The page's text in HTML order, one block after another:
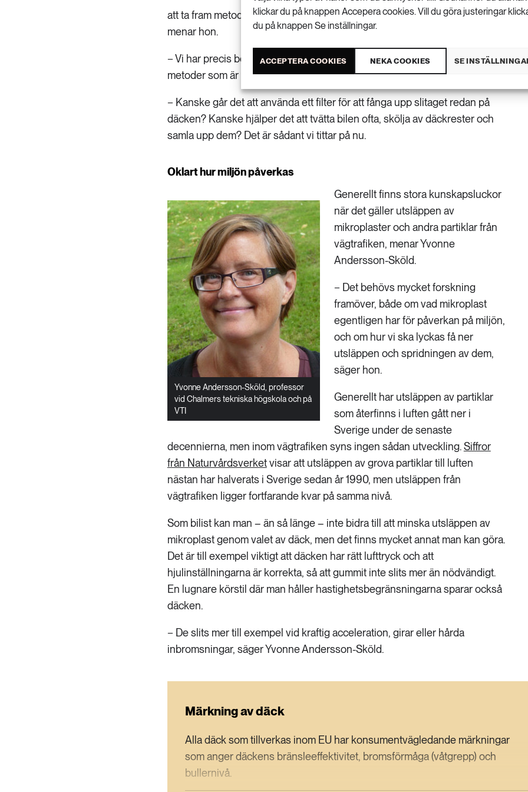
klickar du på knappen Accepera cookies. Vill du göra justeringar
du på knappen Se inställningar.
ACCEPTERA COOKIES NEKA COOKIES SE
att ta fram metoder för att samla upp mikroplasterna från vägtrafiken,
menar hon.
− Vi har precis börjat titta på det i ett projekt där vi undersöker vilka
metoder som är mest kostnadseffektiva, säger hon.
− Kanske går det att använda ett filter för att fånga upp slitaget redan på
däcken? Kanske hjälper det att tvätta bilen ofta, skölja av däckrester och
samla upp dem? Det är sådant vi tittar på nu.
Oklart hur miljön påverkas
Yvonne Andersson-Sköld, professor
vid Chalmers tekniska högskola och på
VTI
Generellt finns stora kunskapsluckor
när det gäller utsläppen av
mikroplaster och andra partiklar från
vägtrafiken, menar Yvonne
Andersson-Sköld.
− Det behövs mycket forskning
framöver, både om vad mikroplast
egentligen har för påverkan på miljön,
och om hur vi ska lyckas få ner
utsläppen och spridningen av dem,
säger hon.
Generellt har utsläppen av partiklar
som återfinns i luften gått ner i
Sverige under de senaste
decennierna, men inom vägtrafiken syns ingen sådan utveckling.Siffror
från Naturvårdsverketvisar att utsläppen av grova partiklar till luften
nästan har halverats i Sverige sedan år 1990, men utsläppen från
vägtrafiken ligger fortfarande kvar på samma nivå.
Som bilist kan man – än så länge – inte bidra till att minska utsläppen av
mikroplast genom valet av däck, men det finns mycket annat man kan göra.
Det är till exempel viktigt att däcken har rätt lufttryck och att
hjulinställningarna är korrekta, så att gummit inte slits mer än nödvändigt.
En lugnare körstil där man håller hastighetsbegränsningarna sparar också
däcken.
− De slits mer till exempel vid kraftig acceleration, girar eller hårda
inbromsningar, säger Yvonne Andersson-Sköld.
Märkning av däck
Alla däck som tillverkas inom EU har konsumentvägledande märkningar
som anger däckens bränsleeffektivitet, bromsförmåga (våtgrepp) och
bullernivå.